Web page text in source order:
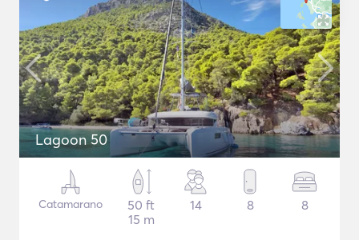
Lagoon 50
Catamarano
50 ft
15 m
14 8 8